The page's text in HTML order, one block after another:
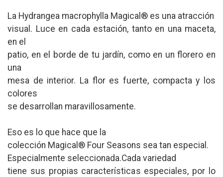
La Hydrangea macrophylla Magical® es una atracción
visual. Luce en cada estación, tanto en una maceta,
en el
patio, en el borde de tu jardín, como en un florero en
una
mesa de interior. La flor es fuerte, compacta y los
colores
se desarrollan maravillosamente.
Eso es lo que hace que la
colección Magical® Four Seasons sea tan especial.
Especialmente seleccionada.Cada variedad
tiene sus propias características especiales, por lo